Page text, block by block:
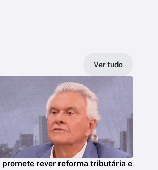
Ver tudo
promete rever reforma tributária e